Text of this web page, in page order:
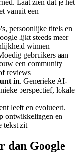
Laat zien dat je het
vanuit een
persoonlijke titels en
lijkt steeds meer
winnen
gebruikers aan
een community
reviews
in. Generieke AI-
perspectief, lokale
leeft en evolueert.
ontwikkelingen en
tekst zit
dan Google